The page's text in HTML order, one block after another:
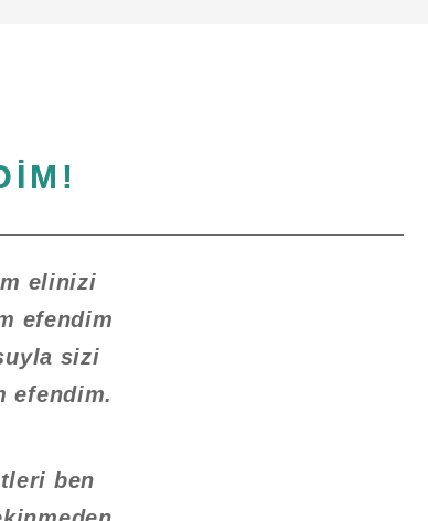
elinizi
efendim
sizi
efendim.
ben